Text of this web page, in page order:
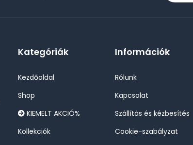
Kategóriák
Kezdőoldal
Shop
KIEMELT AKCIÓ%
Kollekciók
Információk
Rólunk
Kapcsolat
Szállítás és kézbesítés
Cookie-szabályzat